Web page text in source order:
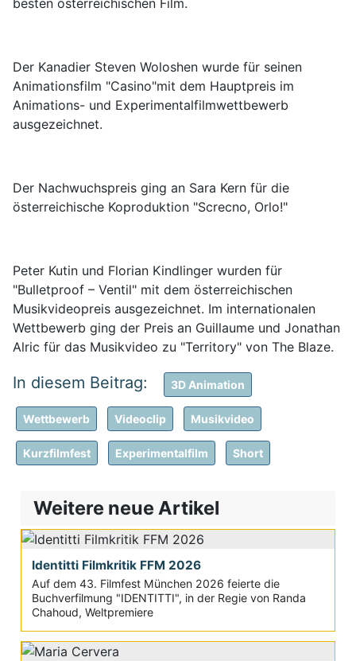
besten österreichischen Film.
Der Kanadier Steven Woloshen wurde für seinen
Animationsfilm "Casino"mit dem Hauptpreis im
Animations- und Experimentalfilmwettbewerb
ausgezeichnet.
Der Nachwuchspreis ging an Sara Kern für die
österreichische Koproduktion "Screcno, Orlo!"
Peter Kutin und Florian Kindlinger wurden für
"Bulletproof – Ventil" mit dem österreichischen
Musikvideopreis ausgezeichnet. Im internationalen
Wettbewerb ging der Preis an Guillaume und Jonathan
Alric für das Musikvideo zu "Territory" von The Blaze.
3D Animation
Wettbewerb Videoclip Musikvideo
Kurzfilmfest Experimentalfilm Short
Weitere neue Artikel
Identitti Filmkritik FFM 2026
Auf dem 43. Filmfest München 2026 feierte die
Buchverfilmung "IDENTITTI", in der Regie von Randa
Chahoud, Weltpremiere